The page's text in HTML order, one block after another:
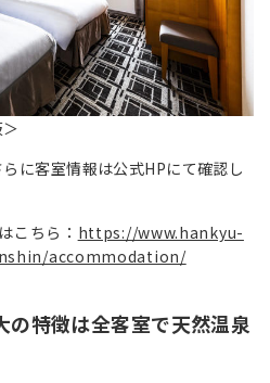
に客室情報は公式HPにて確認し
こちら： https://www.hankyu-
accommodation/
の特徴は全客室で天然温泉